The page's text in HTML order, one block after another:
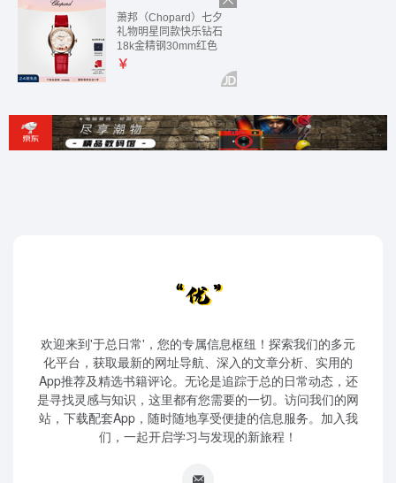
欢迎来到'于总日常'，您的专属信息枢纽！探索我们的多元
化平台，获取最新的网址导航、深入的文章分析、实用的
App推荐及精选书籍评论。无论是追踪于总的日常动态，还
是寻找灵感与知识，这里都有您需要的一切。访问我们的网
站，下载配套App，随时随地享受便捷的信息服务。加入我
们，一起开启学习与发现的新旅程！